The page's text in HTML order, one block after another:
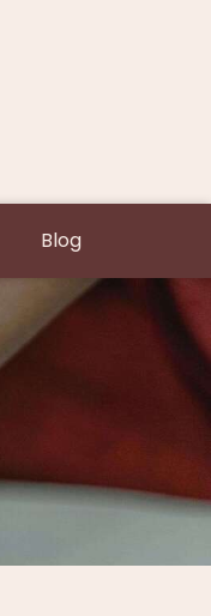
Blog